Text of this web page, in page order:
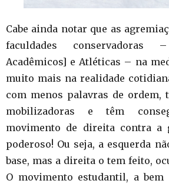
Cabe ainda notar que as
faculdades conservadoras
Acadêmicos] e Atléticas – na
muito mais na realidade
com menos palavras de ordem,
mobilizadoras e têm
movimento de direita contra a
poderoso! Ou seja, a esquerda
base, mas a direita o tem feito,
O movimento estudantil, a bem